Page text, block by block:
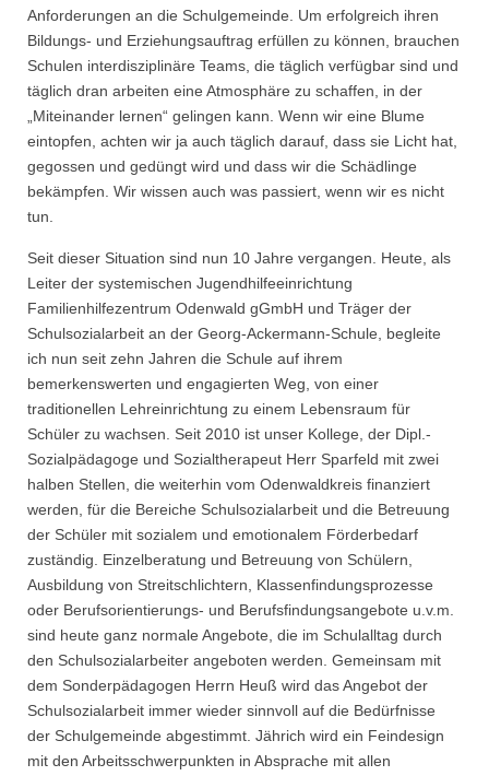
Anforderungen an die Schulgemeinde. Um erfolgreich ihren
Bildungs- und Erziehungsauftrag erfüllen zu können, brauchen
Schulen interdisziplinäre Teams, die täglich verfügbar sind und
täglich dran arbeiten eine Atmosphäre zu schaffen, in der
„Miteinander lernen“ gelingen kann. Wenn wir eine Blume
eintopfen, achten wir ja auch täglich darauf, dass sie Licht hat,
gegossen und gedüngt wird und dass wir die Schädlinge
bekämpfen. Wir wissen auch was passiert, wenn wir es nicht
tun.
Seit dieser Situation sind nun 10 Jahre vergangen. Heute, als
Leiter der systemischen Jugendhilfeeinrichtung
Familienhilfezentrum Odenwald gGmbH und Träger der
Schulsozialarbeit an der Georg-Ackermann-Schule, begleite
ich nun seit zehn Jahren die Schule auf ihrem
bemerkenswerten und engagierten Weg, von einer
traditionellen Lehreinrichtung zu einem Lebensraum für
Schüler zu wachsen. Seit 2010 ist unser Kollege, der Dipl.-
Sozialpädagoge und Sozialtherapeut Herr Sparfeld mit zwei
halben Stellen, die weiterhin vom Odenwaldkreis finanziert
werden, für die Bereiche Schulsozialarbeit und die Betreuung
der Schüler mit sozialem und emotionalem Förderbedarf
zuständig. Einzelberatung und Betreuung von Schülern,
Ausbildung von Streitschlichtern, Klassenfindungsprozesse
oder Berufsorientierungs- und Berufsfindungsangebote u.v.m.
sind heute ganz normale Angebote, die im Schulalltag durch
den Schulsozialarbeiter angeboten werden. Gemeinsam mit
dem Sonderpädagogen Herrn Heuß wird das Angebot der
Schulsozialarbeit immer wieder sinnvoll auf die Bedürfnisse
der Schulgemeinde abgestimmt. Jährich wird ein Feindesign
mit den Arbeitsschwerpunkten in Absprache mit allen